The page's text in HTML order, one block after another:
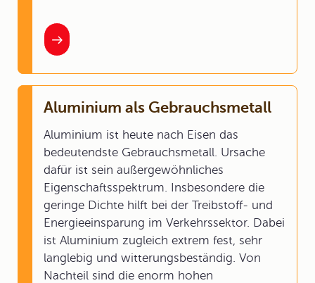
Aluminium als Gebrauchsmetall
Aluminium ist heute nach Eisen das
bedeutendste Gebrauchsmetall. Ursache
dafür ist sein außergewöhnliches
Eigenschaftsspektrum. Insbesondere die
geringe Dichte hilft bei der Treibstoff- und
Energieeinsparung im Verkehrssektor. Dabei
ist Aluminium zugleich extrem fest, sehr
langlebig und witterungsbeständig. Von
Nachteil sind die enorm hohen